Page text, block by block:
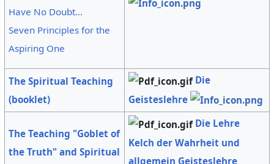
Have No Doubt...
Seven Principles for the
Aspiring One
The Spiritual Teaching
(booklet)
Die
Geisteslehre
The Teaching "Goblet of
the Truth" and Spiritual
Die Lehre
Kelch der Wahrheit und
allgemein Geisteslehre